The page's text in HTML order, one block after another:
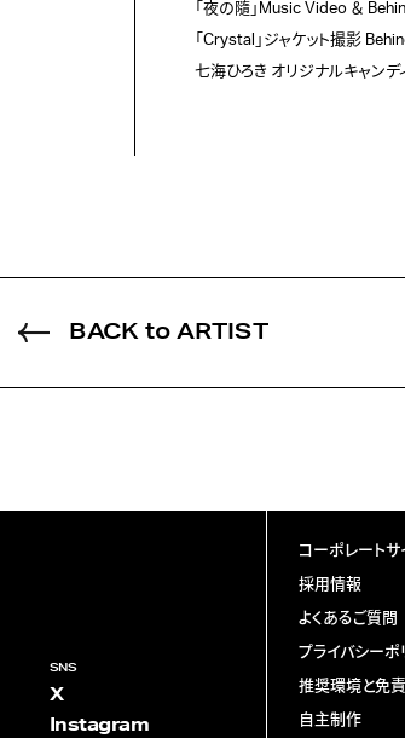
「夜の隨」Music Video ＆
「Crystal」ジャケット撮影
七海ひろき オリジナルキャンデ
BACK to ARTIST
SNS
X
Instagram
コーポレートサ
採用情報
よくあるご質問
プライバシーポ
推奨環境と免
自主制作